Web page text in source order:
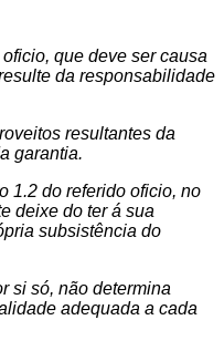
que deve ser causa
da responsabilidade
resultantes da
garantia.
1.2 do referido oficio, no
deixe do ter á sua
subsistência do
si só, não determina
adequada a cada